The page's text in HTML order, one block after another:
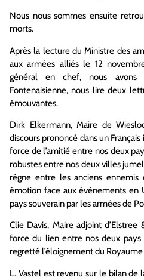
Nous nous sommes ensuite
morts.
Après la lecture du Ministre des
aux armées alliés le 12
général en chef, nous avons
Fontenaisienne, nous lire deux
émouvantes.
Dirk Elkermann, Maire de
discours prononcé dans un
force de l’amitié entre nos deux
robustes entre nos deux villes
règne entre les anciens
émotion face aux évènements en
pays souverain par les armées de
Clie Davis, Maire adjoint
force du lien entre nos deux
regretté l’éloignement du
L. Vastel est revenu sur le bilan